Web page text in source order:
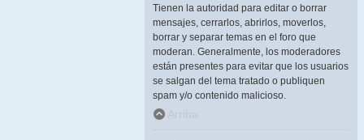
Tienen la autoridad para editar o borrar
mensajes, cerrarlos, abrirlos, moverlos,
borrar y separar temas en el foro que
moderan. Generalmente, los moderadores
están presentes para evitar que los usuarios
se salgan del tema tratado o publiquen
spam y/o contenido malicioso.
Arriba